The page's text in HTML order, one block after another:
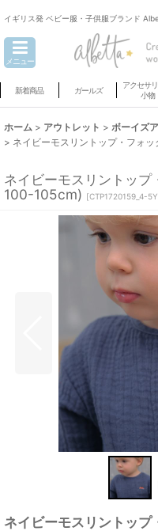
イギリス発 ベビー服・子供服ブランド
メニュー
新着商品 ガールズ
アクセサリ
小物
ホーム > アウトレット > ボーイズ
> ネイビーモスリントップ・フォ
ネイビーモスリントップ
100-105cm) [CTP1720159_4-5Y
ネイビーモスリントッ